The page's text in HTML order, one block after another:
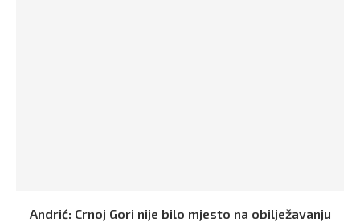
Andrić: Crnoj Gori nije bilo mjesto na obilježavanju